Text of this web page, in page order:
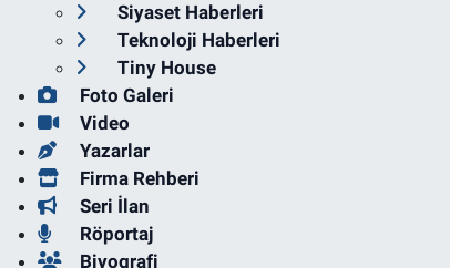
Siyaset Haberleri
Teknoloji Haberleri
Tiny House
Foto Galeri
Video
Yazarlar
Firma Rehberi
Seri İlan
Röportaj
Biyografi